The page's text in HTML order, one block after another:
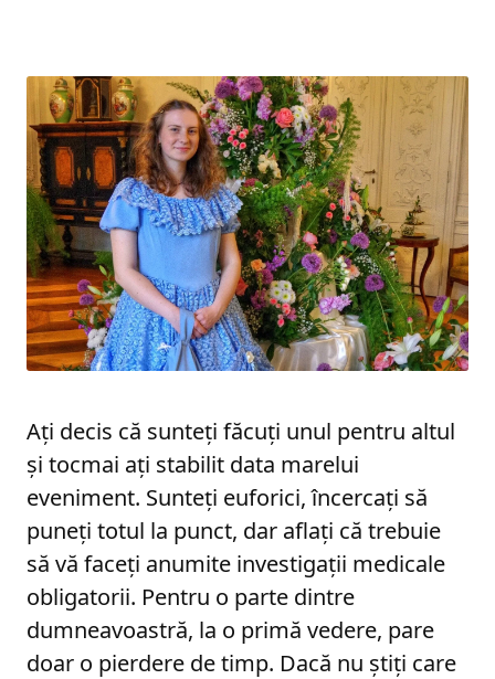
Ați decis că sunteți făcuți unul pentru altul
și tocmai ați stabilit data marelui
eveniment. Sunteți euforici, încercați să
puneți totul la punct, dar aflați că trebuie
să vă faceți anumite investigații medicale
obligatorii. Pentru o parte dintre
dumneavoastră, la o primă vedere, pare
doar o pierdere de timp. Dacă nu știți care